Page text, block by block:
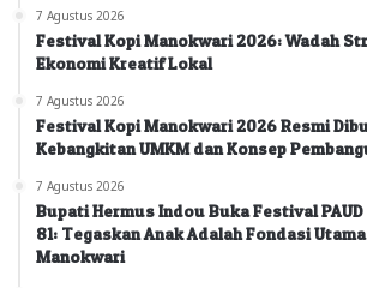
7 Agustus 2026
Festival Kopi Manokwari 2026: Wadah
Ekonomi Kreatif Lokal
7 Agustus 2026
Festival Kopi Manokwari 2026 Resmi
Kebangkitan UMKM dan Konsep
7 Agustus 2026
Bupati Hermus Indou Buka Festival
81: Tegaskan Anak Adalah Fondasi
Manokwari